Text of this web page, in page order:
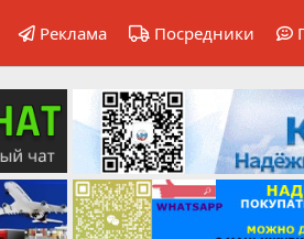
Реклама Посредники